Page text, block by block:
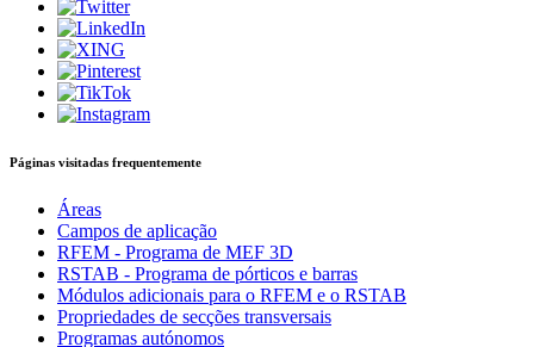
Páginas visitadas frequentemente
Áreas
Campos de aplicação
RFEM - Programa de MEF 3D
RSTAB - Programa de pórticos e barras
Módulos adicionais para o RFEM e o RSTAB
Propriedades de secções transversais
Programas autónomos